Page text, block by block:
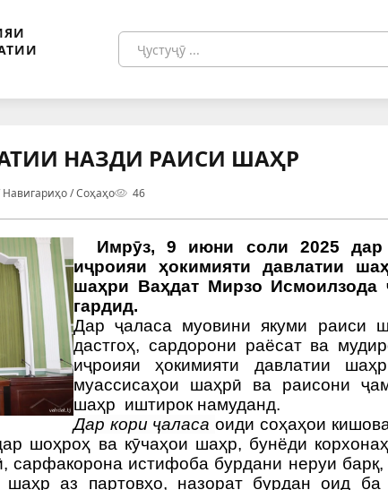
НАЗДИ РАИСИ ШАҲР
/ Соҳаҳо 46
Имрӯз, 9 июни соли 2025 дар
иҷроияи ҳокимияти давлатии
шаҳри Ваҳдат Мирзо Исмоилзода
гардид.
Дар ҷаласа муовини якуми раиси
дастгоҳ, сардорони раёсат ва
иҷроияи ҳокимияти давлатии шаҳр
муассисаҳои шаҳрӣ ва раисони
шаҳр иштирок намуданд.
Дар кори ҷаласаоиди соҳаҳои
шоҳроҳ ва кӯчаҳои шаҳр, бунёди
сарфакорона истифоба бурдани неруи
шаҳр аз партовҳо, назорат бурдан оид ба